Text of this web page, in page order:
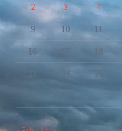
2
3 4
9
10 11
16
18
23
24 25